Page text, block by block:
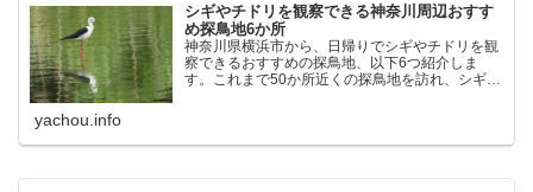
シギやチドリを観察できる神奈川周辺おすす
め探鳥地6か所
神奈川県横浜市から、日帰りでシギやチドリを観
察できるおすすめの探鳥地、以下6つ紹介しま
す。これまで50か所近くの探鳥地を訪れ、シギや
yachou.info